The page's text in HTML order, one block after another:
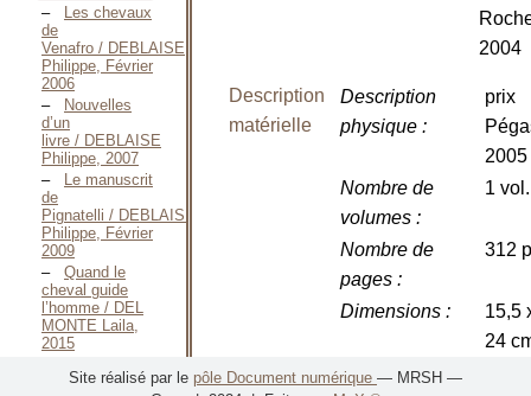
Les chevaux
de
Venafro / DEBLAISE
Philippe, Février
2006
Nouvelles
d’un
livre / DEBLAISE
Philippe, 2007
Le manuscrit
de
Pignatelli / DEBLAISE
Philippe, Février
2009
Quand le
cheval guide
l’homme / DEL
MONTE Laila,
2015
Roi / DELÂGE
2004
Description
matérielle
Description
physique:
prix
2005
Nombre de
volumes:
1 vol.
Nombre de
pages:
312
Dimensions:
15,5
24
Illustrations:
Site réalisé par le pôle Document numérique — MRSH —